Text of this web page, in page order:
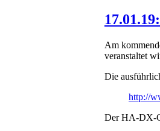
Am
veranstaltet
Die
http://
Der HA-DX-